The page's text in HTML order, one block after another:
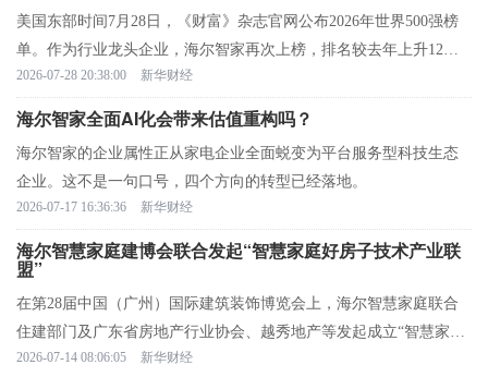
美国东部时间7月28日，《财富》杂志官网公布2026年世界500强榜
单。作为行业龙头企业，海尔智家再次上榜，排名较去年上升12
位，位列第378名，这已是其连续第9年跻身该榜单，且排名稳步攀
2026-07-28 20:38:00 新华财经
海尔智家全面AI化会带来估值重构吗？
海尔智家的企业属性正从家电企业全面蜕变为平台服务型科技生态
企业。这不是一句口号，四个方向的转型已经落地。
2026-07-17 16:36:36 新华财经
海尔智慧家庭建博会联合发起“智慧家庭好房子技术产业联
盟”
在第28届中国（广州）国际建筑装饰博览会上，海尔智慧家庭联合
住建部门及广东省房地产行业协会、越秀地产等发起成立“智慧家庭
好房子技术产业联盟”，共同探讨“好房子”与智慧家居产业融合发展
2026-07-14 08:06:05 新华财经